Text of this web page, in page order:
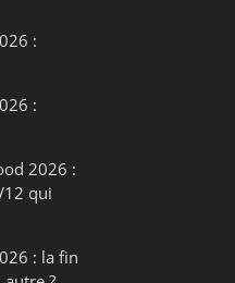
:
:
2026 :
qui
: la fin